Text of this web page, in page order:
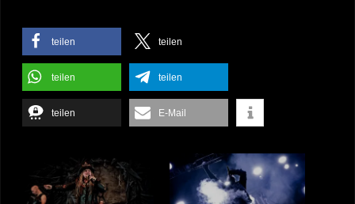
teilen teilen
teilen teilen
teilen E-Mail